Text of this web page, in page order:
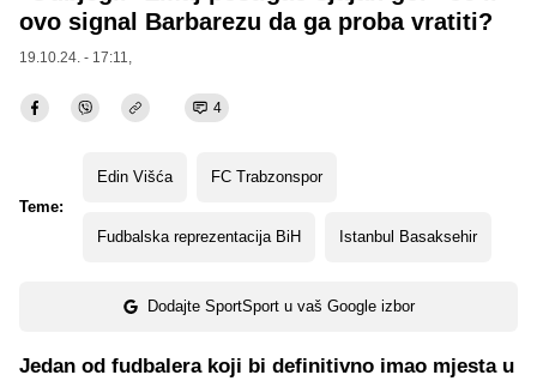
ovo signal Barbarezu da ga proba vratiti?
19.10.24. - 17:11,
4
Teme:
Edin Višća FC Trabzonspor
Fudbalska reprezentacija BiH Istanbul Basaksehir
Dodajte SportSport u vaš Google izbor
Jedan od fudbalera koji bi definitivno imao mjesta u